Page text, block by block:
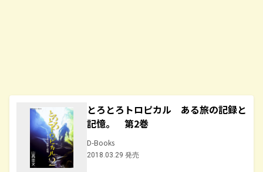
とろとろトロピカル ある旅の記録と
記憶。 第2巻
D-Books
2018.03.29 発売